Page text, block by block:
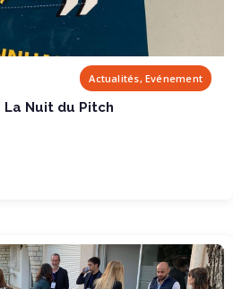
Actualités, Evénement
Nuit du Pitch